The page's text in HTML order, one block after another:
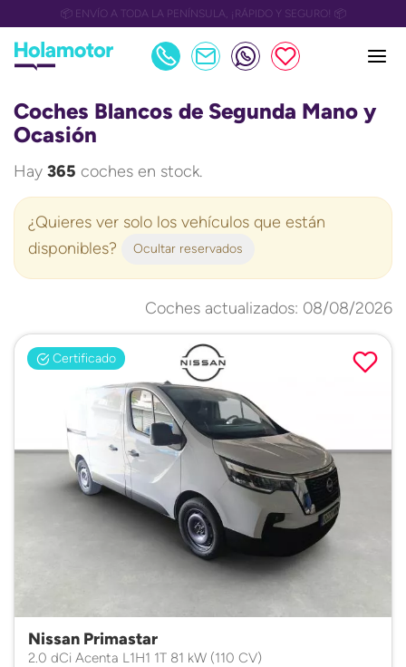
📅 OULET Grupo Safamotor hasta 15.000€ descuento📅
Coches Blancos de Segunda Mano y
Ocasión
Hay 365 coches en stock.
¿Quieres ver solo los vehículos que están
disponibles?
Ocultar reservados
Coches actualizados: 08/08/2026
Certificado
Nissan Primastar
2.0 dCi Acenta L1H1 1T 81 kW (110 CV)